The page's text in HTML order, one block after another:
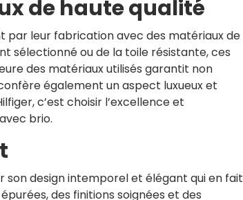
de haute qualité
par leur fabrication avec des matériaux de
sélectionné ou de la toile résistante, ces
des matériaux utilisés garantit non
également un aspect luxueux et
c’est choisir l’excellence et
brio.
son design intemporel et élégant qui en fait
des finitions soignées et des